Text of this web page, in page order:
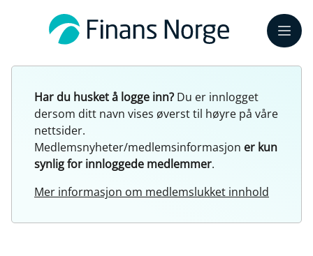
Meny
Har du husket å logge inn? Du er innlogget
dersom ditt navn vises øverst til høyre på våre
nettsider.
Medlemsnyheter/medlemsinformasjon er kun
synlig for innloggede medlemmer.
Mer informasjon om medlemslukket innhold